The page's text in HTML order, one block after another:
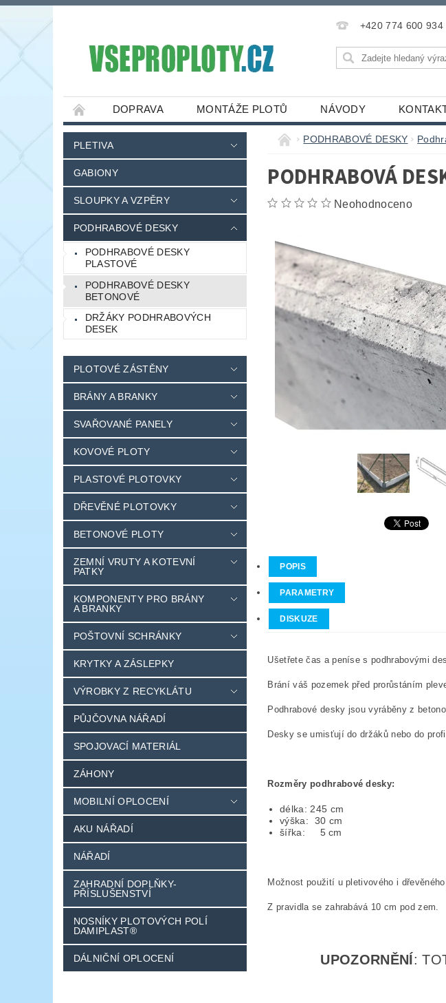
+420 774 600 934
DOPRAVA MONTÁŽE PLOTŮ NÁVODY
PLETIVA
GABIONY
SLOUPKY A VZPĚRY
PODHRABOVÉ DESKY
PODHRABOVÉ DESKY
PLASTOVÉ
PODHRABOVÉ DESKY
BETONOVÉ
DRŽÁKY PODHRABOVÝCH
DESEK
PLOTOVÉ ZÁSTĚNY
BRÁNY A BRANKY
SVAŘOVANÉ PANELY
KOVOVÉ PLOTY
PLASTOVÉ PLOTOVKY
DŘEVĚNÉ PLOTOVKY
BETONOVÉ PLOTY
ZEMNÍ VRUTY A KOTEVNÍ
PATKY
KOMPONENTY PRO BRÁNY
A BRANKY
POŠTOVNÍ SCHRÁNKY
KRYTKY A ZÁSLEPKY
VÝROBKY Z RECYKLÁTU
PŮJČOVNA NÁŘADÍ
SPOJOVACÍ MATERIÁL
ZÁHONY
MOBILNÍ OPLOCENÍ
AKU NÁŘADÍ
NÁŘADÍ
ZAHRADNÍ DOPLŇKY-
PŘÍSLUŠENSTVÍ
NOSNÍKY PLOTOVÝCH POLÍ
DAMIPLAST®
DÁLNIČNÍ OPLOCENÍ
PODHRABOVÉ DESKY
PODHRABOVÁ
Neohodnoceno
POPIS
PARAMETRY
DISKUZE
Ušetřete čas a peníse s podhrabovými
Brání váš pozemek před prorůstáním
Podhrabové desky jsou vyráběny z
Desky se umisťují do držáků nebo do
Rozměry podhrabové desky:
délka: 245 cm
výška: 30 cm
šířka: 5 cm
Možnost použití u pletivového i
Z pravidla se zahrabává 10 cm pod zem.
UPOZORNĚNÍ: